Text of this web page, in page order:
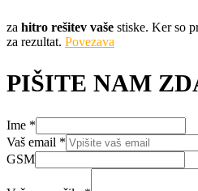
za hitro rešitev vaše stiske. Ker so
za rezultat. Povezava
PIŠITE NAM
Ime *
Vaš email *
GSM